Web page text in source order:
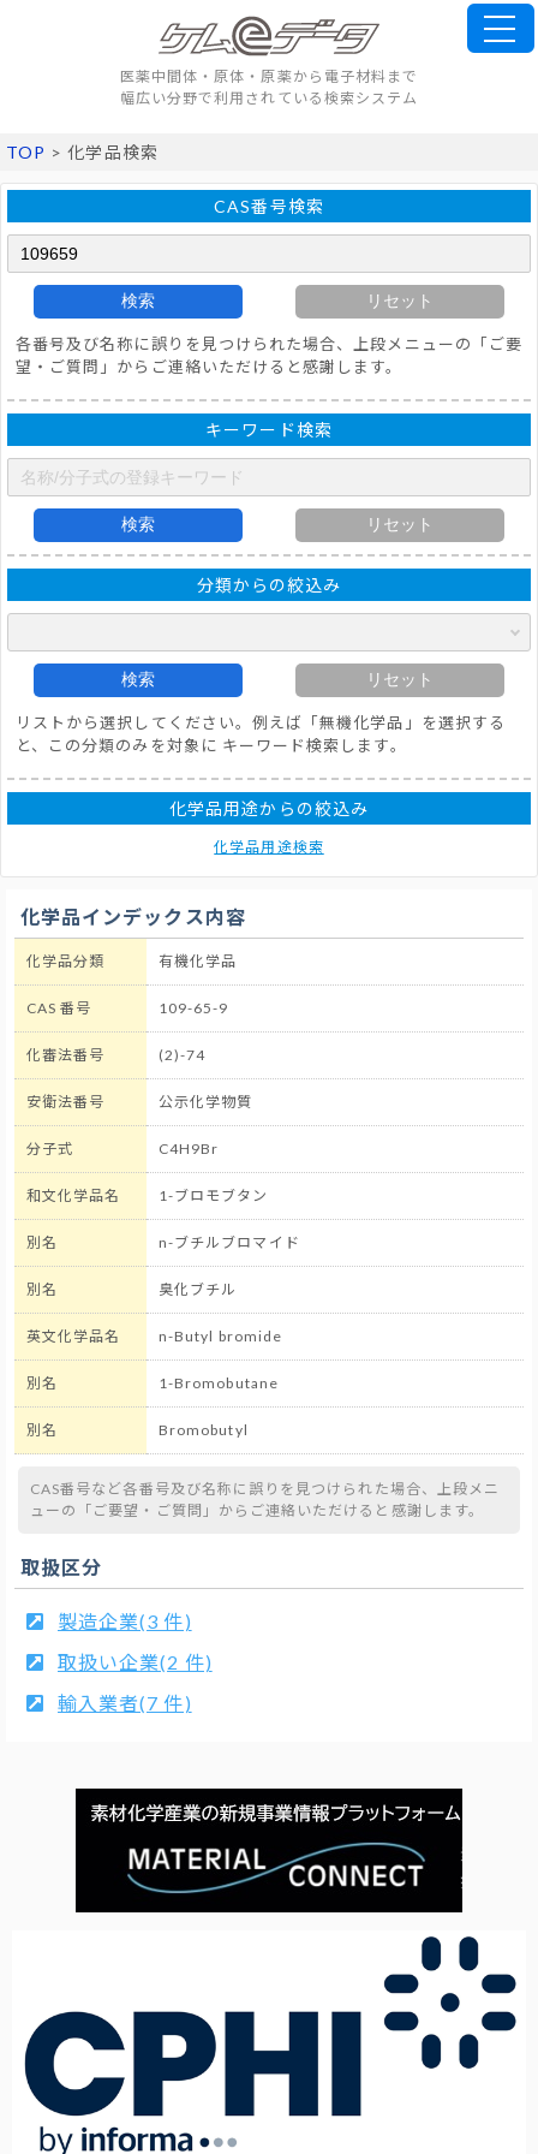
医薬中間体・原体・原薬から電子材料まで
幅広い分野で利用されている検索システム
TOP > 化学品検索
CAS番号検索
検索 リセット
各番号及び名称に誤りを見つけられた場合、上段メニューの「ご要
望・ご質問」からご連絡いただけると感謝します。
キーワード検索
検索 リセット
分類からの絞込み
検索 リセット
リストから選択してください。例えば「無機化学品」を選択する
と、この分類のみを対象に キーワード検索します。
化学品用途からの絞込み
化学品用途検索
化学品インデックス内容
化学品分類 有機化学品
CAS 番号 109-65-9
化審法番号 (2)-74
安衛法番号 公示化学物質
分子式 C4H9Br
和文化学品名 1-ブロモブタン
別名 n-ブチルブロマイド
別名 臭化ブチル
英文化学品名 n-Butyl bromide
別名 1-Bromobutane
別名 Bromobutyl
CAS番号など各番号及び名称に誤りを見つけられた場合、上段メニ
ューの「ご要望・ご質問」からご連絡いただけると感謝します。
取扱区分
製造企業(3 件)
取扱い企業(2 件)
輸入業者(7 件)